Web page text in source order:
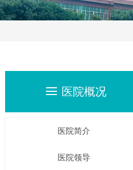
끀 医院概况
医院简介
医院领导